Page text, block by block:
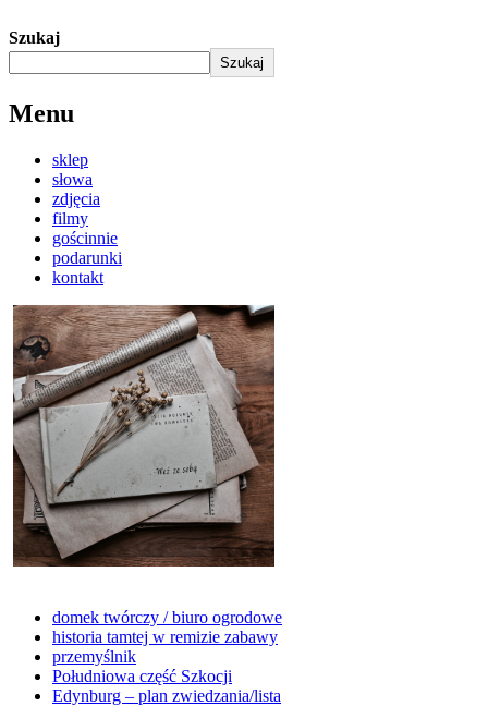
Szukaj
Szukaj
Menu
sklep
słowa
zdjęcia
filmy
gościnnie
podarunki
kontakt
domek twórczy / biuro ogrodowe
historia tamtej w remizie zabawy
przemyślnik
Południowa część Szkocji
Edynburg – plan zwiedzania/lista